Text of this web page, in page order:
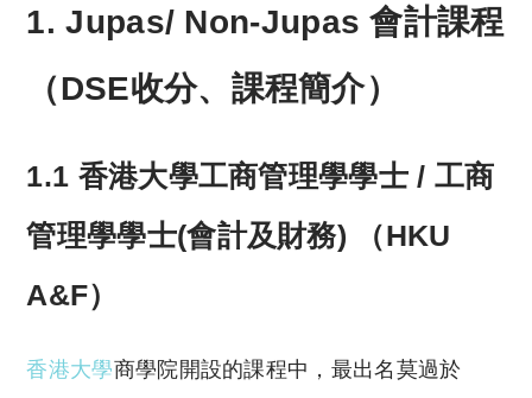
1. Jupas/ Non-Jupas 會計課程
（DSE收分、課程簡介）
1.1 香港大學工商管理學學士 / 工商
管理學學士(會計及財務) （HKU
A&F）
香港大學商學院開設的課程中，最出名莫過於